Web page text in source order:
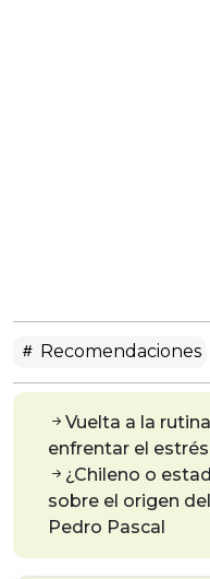
Recomendaciones
Vuelta a la
enfrentar el
¿Chileno o
sobre el origen
Pedro Pascal